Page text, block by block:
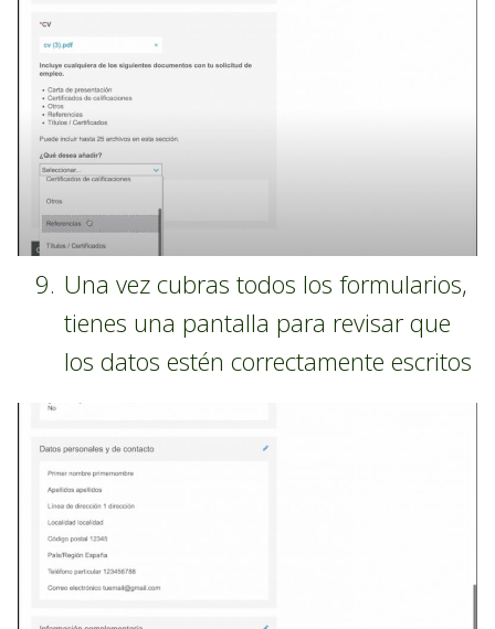
Una vez cubras todos los formularios,
tienes una pantalla para revisar que
los datos estén correctamente escritos